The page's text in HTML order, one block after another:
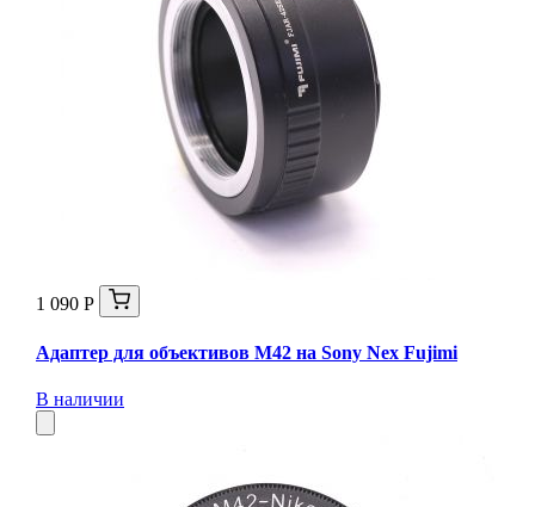
1 090 Р
Адаптер для объективов M42 на Sony Nex Fujimi
В наличии